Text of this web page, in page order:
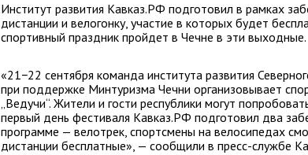
Институт развития Кавказ.РФ подготовил в рамках
дистанции и велогонку, участие в которых будет
спортивный праздник пройдет в Чечне в эти выходные.
«21−22 сентября команда института развития
при поддержке Минтуризма Чечни организовывает
„Ведучи“. Жители и гости республики могут
первый день фестиваля Кавказ.РФ подготовил два
программе — велотрек, спортсмены на велосипедах
дистанции бесплатные», — сообщили в пресс-службе